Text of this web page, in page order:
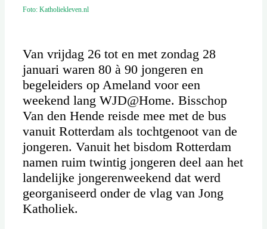
Foto: Katholiekleven.nl
Van vrijdag 26 tot en met zondag 28
januari waren 80 à 90 jongeren en
begeleiders op Ameland voor een
weekend lang WJD@Home. Bisschop
Van den Hende reisde mee met de bus
vanuit Rotterdam als tochtgenoot van de
jongeren. Vanuit het bisdom Rotterdam
namen ruim twintig jongeren deel aan het
landelijke jongerenweekend dat werd
georganiseerd onder de vlag van Jong
Katholiek.